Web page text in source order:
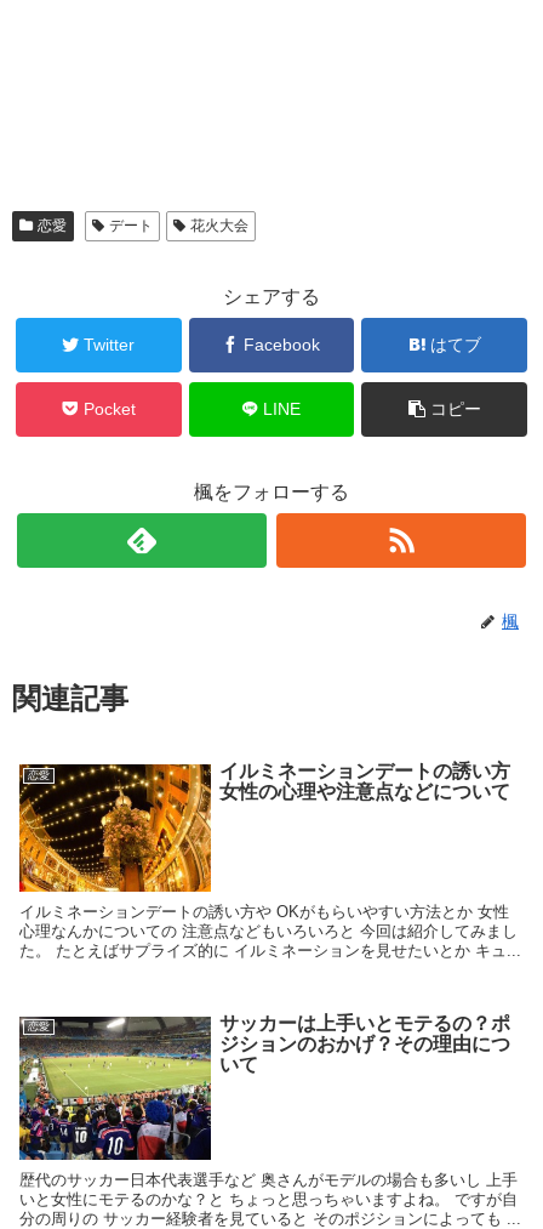
恋愛 デート 花火大会
シェアする
Twitter Facebook はてブ
Pocket LINE コピー
楓をフォローする
楓
関連記事
恋愛
イルミネーションデートの誘い方
女性の心理や注意点などについて
イルミネーションデートの誘い方や OKがもらいやすい方法とか 女性
心理なんかについての 注意点などもいろいろと 今回は紹介してみまし
た。 たとえばサプライズ的に イルミネーションを見せたいとか キュ...
恋愛
サッカーは上手いとモテるの？ポ
ジションのおかげ？その理由につ
いて
歴代のサッカー日本代表選手など 奥さんがモデルの場合も多いし 上手
いと女性にモテるのかな？と ちょっと思っちゃいますよね。 ですが自
分の周りの サッカー経験者を見ていると そのポジションによっても ...